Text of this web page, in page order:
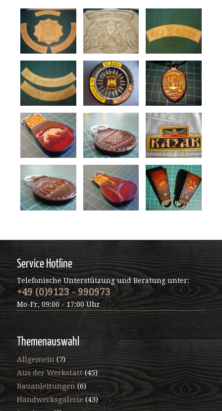
Service Hotline
Telefonische Unterstützung und Beratung unter:
+49 (0)9123 - 990973
Mo-Fr, 09:00 - 17:00 Uhr
Themenauswahl
Allgemein(7)
Aus der Werkstatt(45)
Bauanleitungen (6)
Handwerksgalerie(43)